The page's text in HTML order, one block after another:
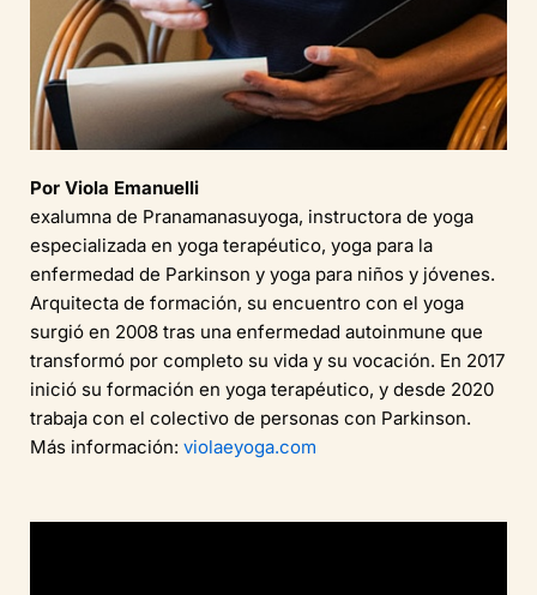
Por Viola Emanuelli
exalumna de Pranamanasuyoga, instructora de yoga
especializada en yoga terapéutico, yoga para la
enfermedad de Parkinson y yoga para niños y jóvenes.
Arquitecta de formación, su encuentro con el yoga
surgió en 2008 tras una enfermedad autoinmune que
transformó por completo su vida y su vocación. En 2017
inició su formación en yoga terapéutico, y desde 2020
trabaja con el colectivo de personas con Parkinson.
Más información: violaeyoga.com